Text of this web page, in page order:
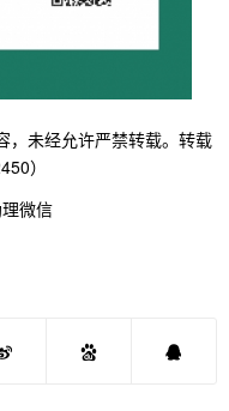
，未经允许严禁转载。转载
）
微信